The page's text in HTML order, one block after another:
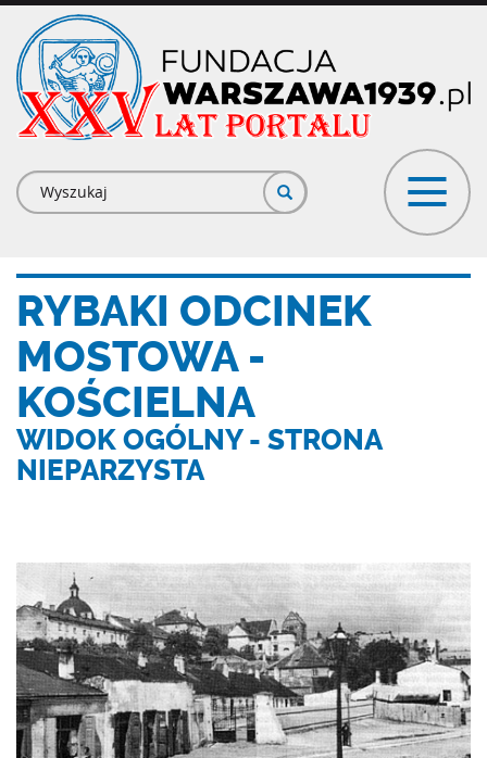
Przejdź
treści
Formularz
wyszukiwania
RYBAKI ODCINEK
MOSTOWA -
KOŚCIELNA
WIDOK OGÓLNY - STRONA
NIEPARZYSTA